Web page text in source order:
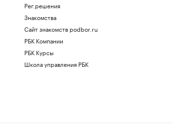
Рег.решения
Знакомства
Сайт знакомств podbor.ru
РБК Компании
РБК Курсы
Школа управления РБК